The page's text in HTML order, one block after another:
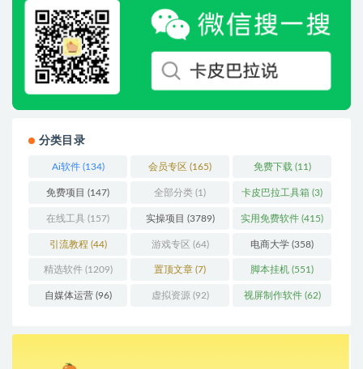
分类目录
Ai软件(134) 会员专区 (165) 免费下载 (11)
免费项目 (147) 全部分类 (1) 卡皮巴拉工具箱 (3)
在线工具 (157) 实操项目 (3789) 实用免费软件 (415)
引流教程 (44) 游戏专区 (64) 电商大学 (358)
精选软件(1209) 置顶文章 (7) 脚本挂机 (551)
自媒体运营(96) 虚拟资源 (92) 视屏制作软件(62)